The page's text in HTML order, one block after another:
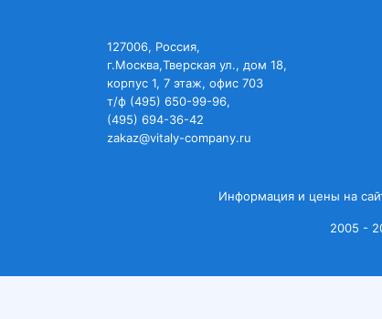
127006, Россия,
г.Москва,Тверская ул., дом 18,
корпус 1, 7 этаж, офис 703
т/ф (495) 650-99-96,
(495) 694-36-42
zakaz@vitaly-company.ru
Информация и цены на
2005 -